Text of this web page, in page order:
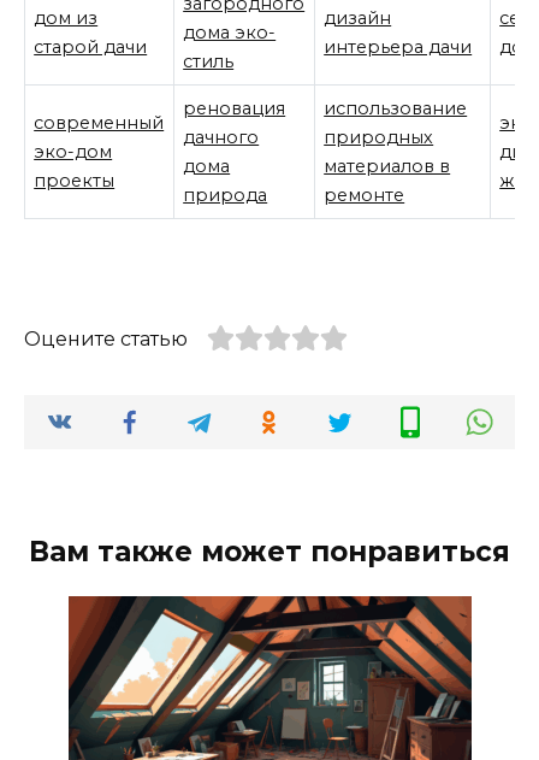
дом из
старой дачи
дома эко-
стиль
дизайн
интерьера дачи
современный
эко-дом
проекты
реновация
дачного
дома
природа
использование
природных
материалов в
ремонте
Оцените статью
Вам также может понравиться